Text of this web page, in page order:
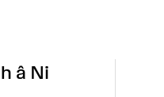
â Ni